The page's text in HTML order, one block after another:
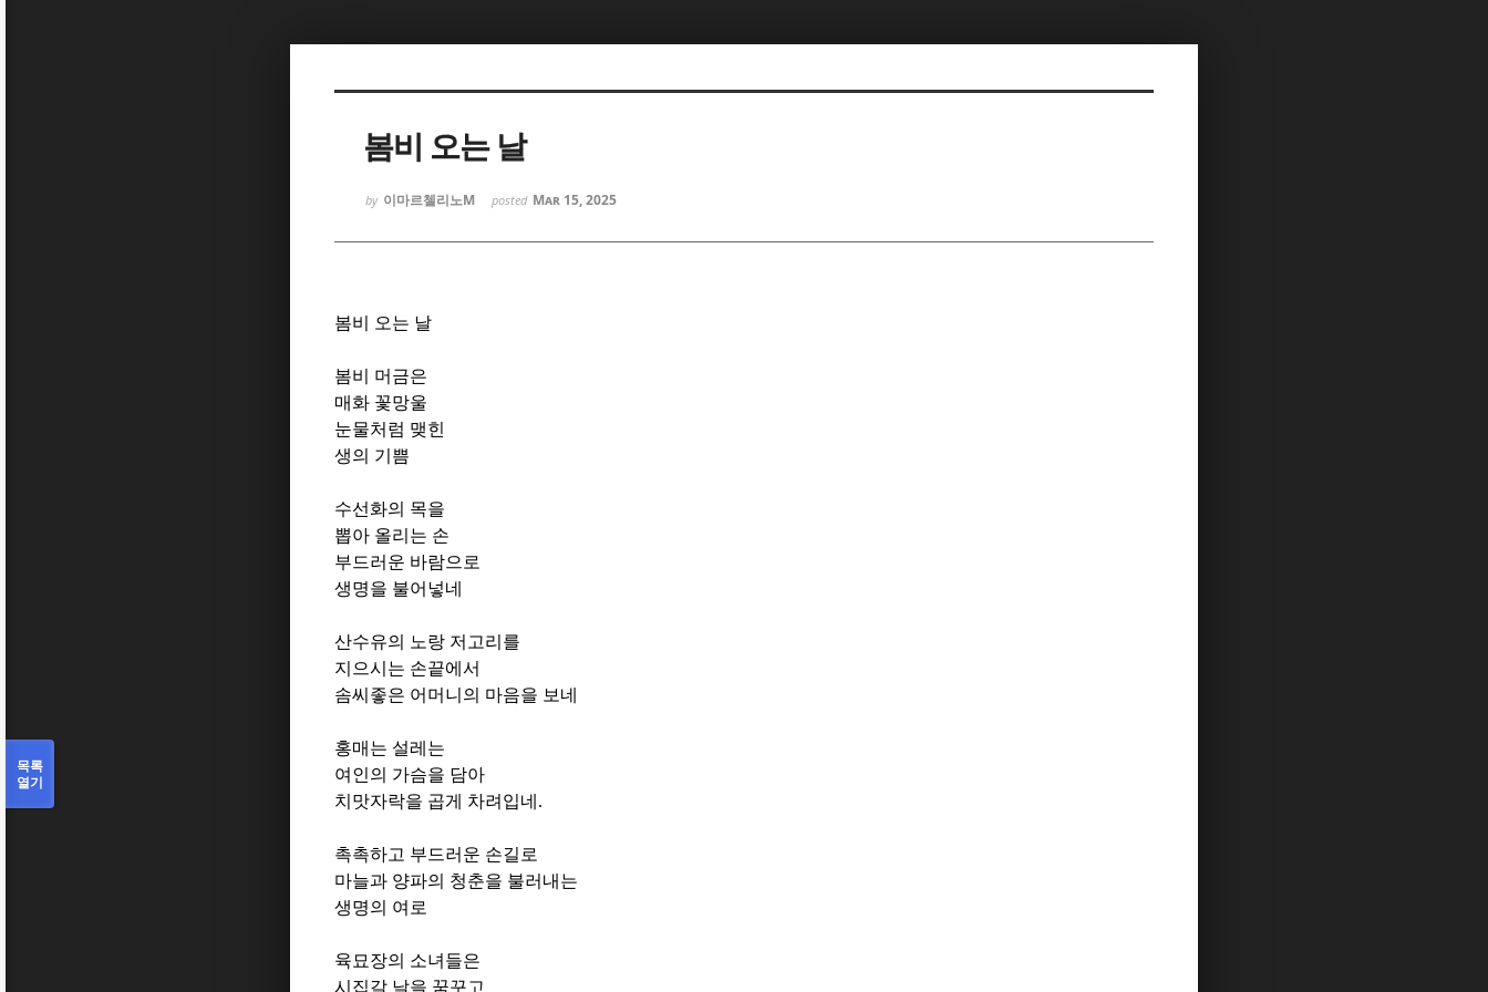
봄비 오는 날
by 이마르첼리노M posted Mar 15, 2025
봄비 오는 날
봄비 머금은
매화 꽃망울
눈물처럼 맺힌
생의 기쁨
수선화의 목을
뽑아 올리는 손
부드러운 바람으로
생명을 불어넣네
산수유의 노랑 저고리를
지으시는 손끝에서
솜씨좋은 어머니의 마음을 보네
홍매는 설레는
여인의 가슴을 담아
치맛자락을 곱게 차려입네 .
촉촉하고 부드러운 손길로
마늘과 양파의 청춘을 불러내는
생명의 여로
육묘장의 소녀들은
시집갈 날을 꿈꾸고
목록
열기
Sketchbook5, 스케치북5
Sketchbook5, 스케치북5